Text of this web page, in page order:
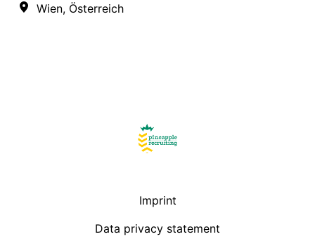
Wien, Österreich
Homepage
Imprint
Data privacy statement